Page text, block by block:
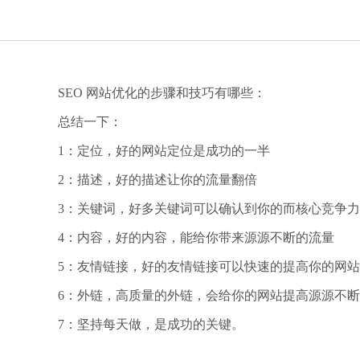
SEO 网站优化的步骤和技巧有哪些：
总结一下：
1：定位，好的网站定位是成功的一半
2：描述，好的描述让你的流量翻倍
3：关键词，好多关键词可以确认到你的而核心竞争力
4：内容，好的内容，能给你带来源源不断的流量
5：友情链接，好的友情链接可以快速的提高你的网
6：外链，高质量的外链，会给你的网站提高源源不
7：坚持每天做，是成功的关键。